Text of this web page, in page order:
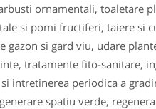
ornamentali, toaletare
si pomi fructiferi, taiere si
gazon si gard viu, udare
tratamente fito-sanitare,
intretinerea periodica a
spatiu verde,